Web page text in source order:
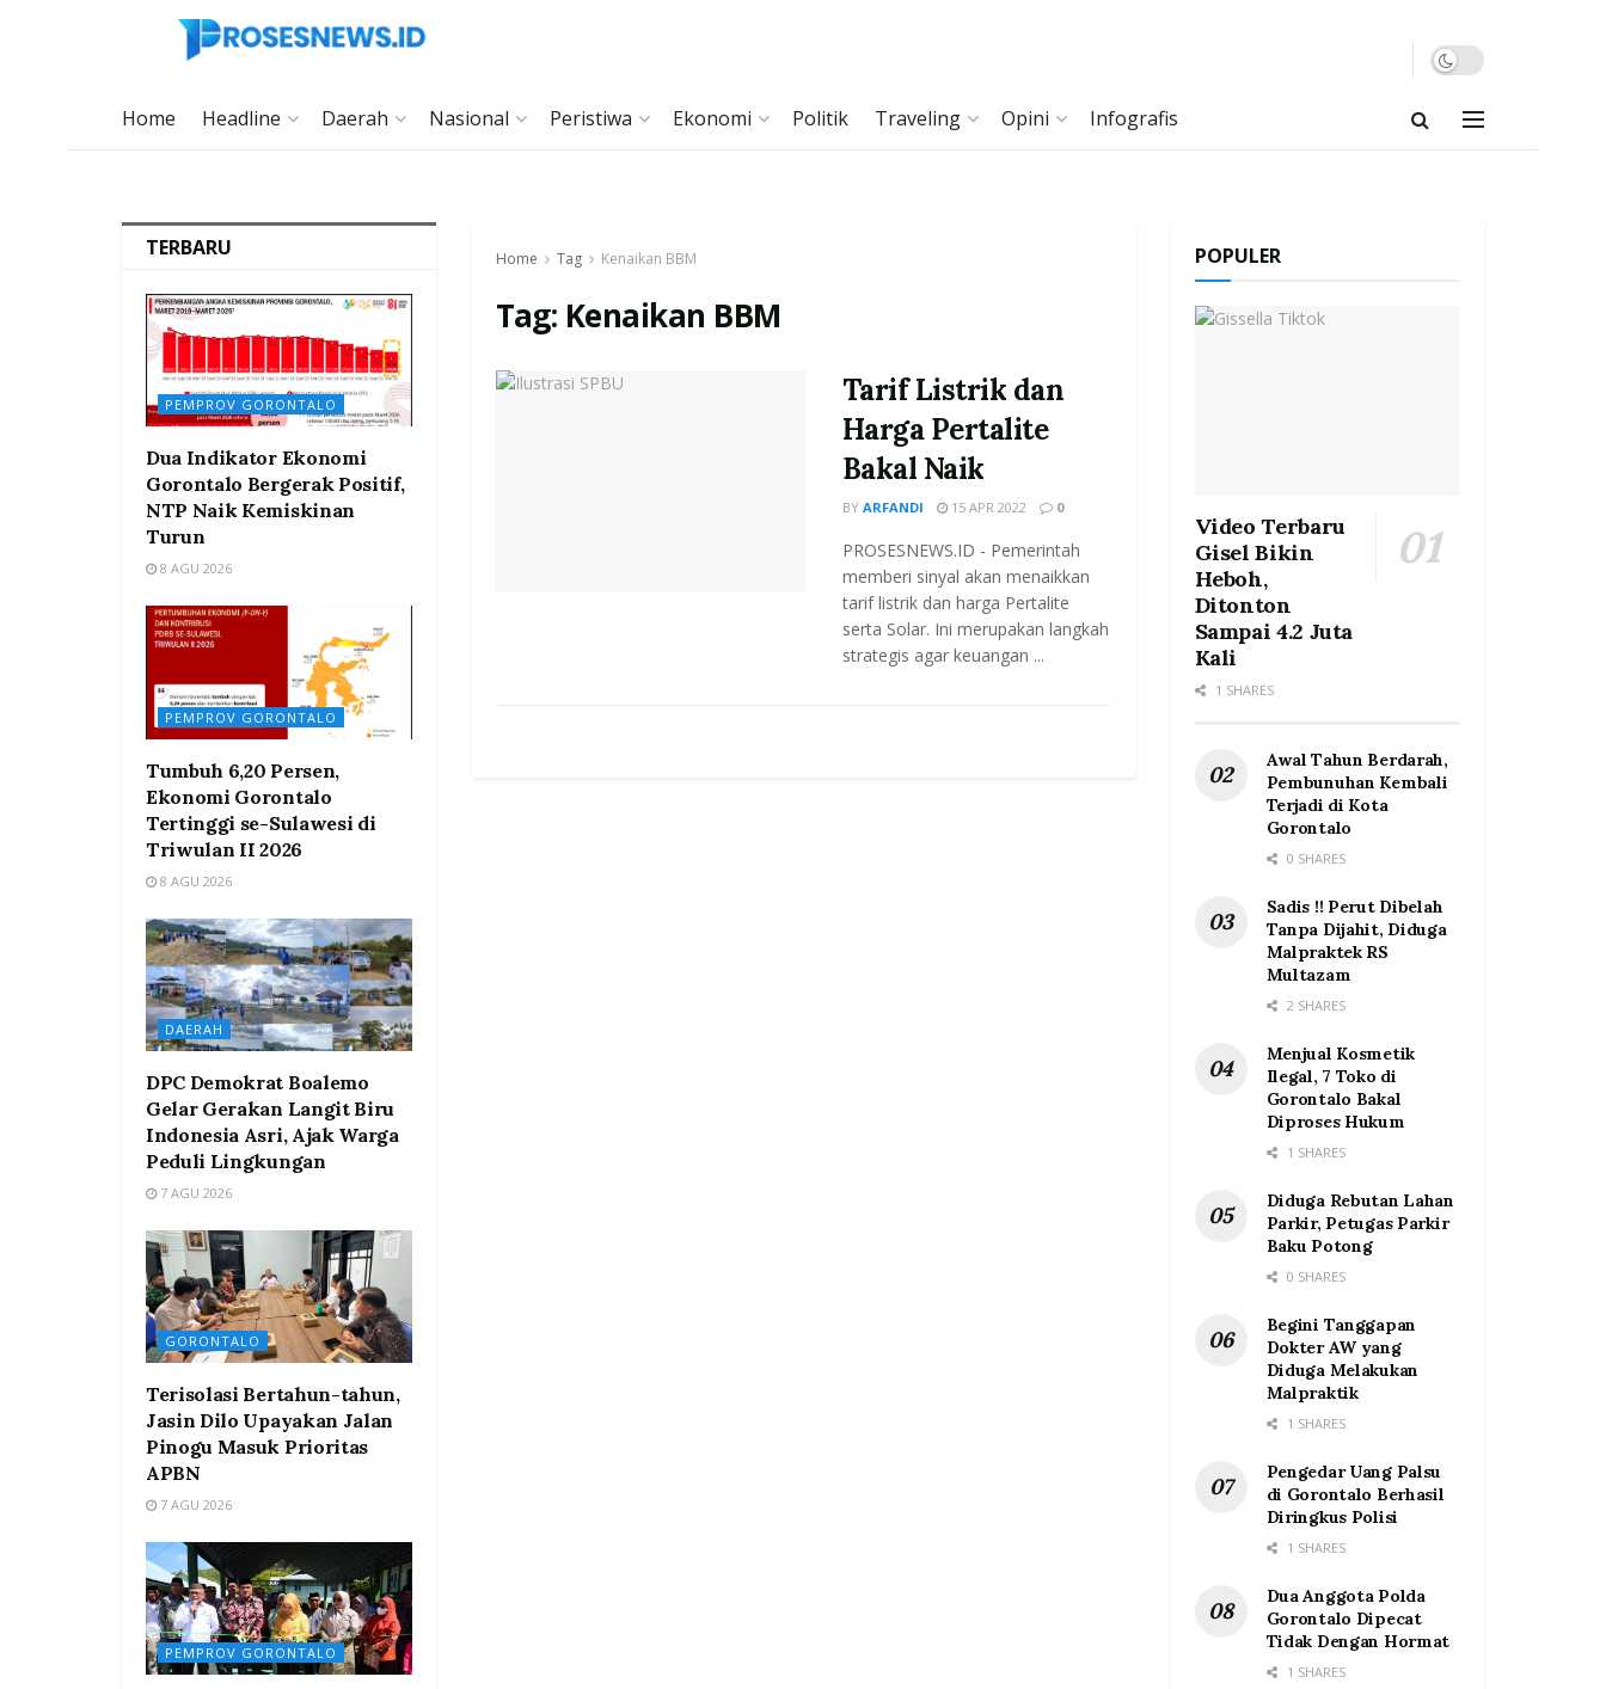
Home Headline Daerah Nasional Peristiwa Ekonomi Politik Traveling Opini Infografis
Home Tag Kenaikan BBM
Tag: Kenaikan BBM
Tarif Listrik dan
Harga Pertalite
Bakal Naik
BY ARFANDI 15 APR 2022 0
PROSESNEWS.ID - Pemerintah
memberi sinyal akan menaikkan
tarif listrik dan harga Pertalite
serta Solar. Ini merupakan langkah
strategis agar keuangan ...
TERBARU
PEMPROV GORONTALO
Dua Indikator Ekonomi
Gorontalo Bergerak Positif,
NTP Naik Kemiskinan
Turun
8 AGU 2026
PEMPROV GORONTALO
Tumbuh 6,20 Persen,
Ekonomi Gorontalo
Tertinggi se-Sulawesi di
Triwulan II 2026
8 AGU 2026
DAERAH
DPC Demokrat Boalemo
Gelar Gerakan Langit Biru
Indonesia Asri, Ajak Warga
Peduli Lingkungan
7 AGU 2026
GORONTALO
Terisolasi Bertahun-tahun,
Jasin Dilo Upayakan Jalan
Pinogu Masuk Prioritas
APBN
7 AGU 2026
PEMPROV GORONTALO
POPULER
Video Terbaru
Gisel Bikin
Heboh,
Ditonton
Sampai 4.2 Juta
Kali
1 SHARES
Awal Tahun Berdarah,
Pembunuhan Kembali
Terjadi di Kota
Gorontalo
0 SHARES
Sadis !! Perut Dibelah
Tanpa Dijahit, Diduga
Malpraktek RS
Multazam
2 SHARES
Menjual Kosmetik
Ilegal, 7 Toko di
Gorontalo Bakal
Diproses Hukum
1 SHARES
Diduga Rebutan Lahan
Parkir, Petugas Parkir
Baku Potong
0 SHARES
Begini Tanggapan
Dokter AW yang
Diduga Melakukan
Malpraktik
1 SHARES
Pengedar Uang Palsu
di Gorontalo Berhasil
Diringkus Polisi
1 SHARES
Dua Anggota Polda
Gorontalo Dipecat
Tidak Dengan Hormat
1 SHARES